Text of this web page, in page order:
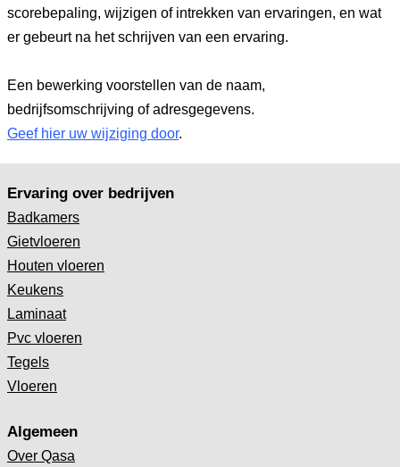
scorebepaling, wijzigen of intrekken van ervaringen, en wat
er gebeurt na het schrijven van een ervaring.
Een bewerking voorstellen van de naam,
bedrijfsomschrijving of adresgegevens.
Geef hier uw wijziging door.
Ervaring over bedrijven
Badkamers
Gietvloeren
Houten vloeren
Keukens
Laminaat
Pvc vloeren
Tegels
Vloeren
Algemeen
Over Qasa